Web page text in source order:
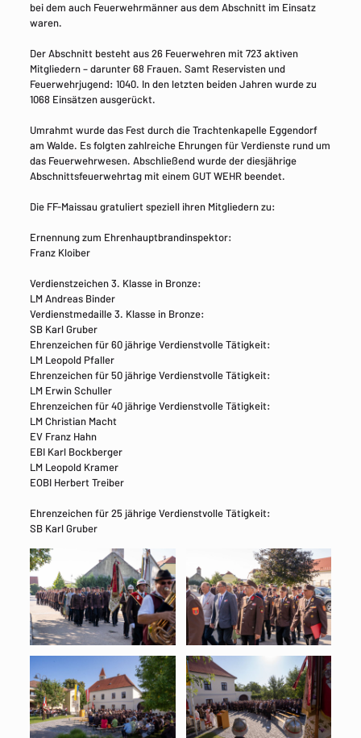
bei dem auch Feuerwehrmänner aus dem Abschnitt im Einsatz
waren.
Der Abschnitt besteht aus 26 Feuerwehren mit 723 aktiven
Mitgliedern – darunter 68 Frauen. Samt Reservisten und
Feuerwehrjugend: 1040. In den letzten beiden Jahren wurde zu
1068 Einsätzen ausgerückt.
Umrahmt wurde das Fest durch die Trachtenkapelle Eggendorf
am Walde. Es folgten zahlreiche Ehrungen für Verdienste rund um
das Feuerwehrwesen. Abschließend wurde der diesjährige
Abschnittsfeuerwehrtag mit einem GUT WEHR beendet.
Die FF-Maissau gratuliert speziell ihren Mitgliedern zu:
Ernennung zum Ehrenhauptbrandinspektor:
Franz Kloiber
Verdienstzeichen 3. Klasse in Bronze:
LM Andreas Binder
Verdienstmedaille 3. Klasse in Bronze:
SB Karl Gruber
Ehrenzeichen für 60 jährige Verdienstvolle Tätigkeit:
LM Leopold Pfaller
Ehrenzeichen für 50 jährige Verdienstvolle Tätigkeit:
LM Erwin Schuller
Ehrenzeichen für 40 jährige Verdienstvolle Tätigkeit:
LM Christian Macht
EV Franz Hahn
EBI Karl Bockberger
LM Leopold Kramer
EOBI Herbert Treiber
Ehrenzeichen für 25 jährige Verdienstvolle Tätigkeit:
SB Karl Gruber